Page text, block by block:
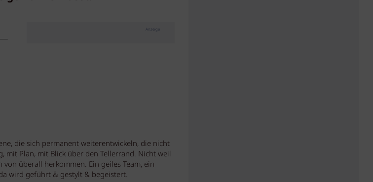
Anzeige
die sich permanent weiterentwickeln, die nicht
Plan, mit Blick über den Tellerrand. Nicht weil
überall herkommen. Ein geiles Team, ein
wird geführt & gestylt & begeistert.